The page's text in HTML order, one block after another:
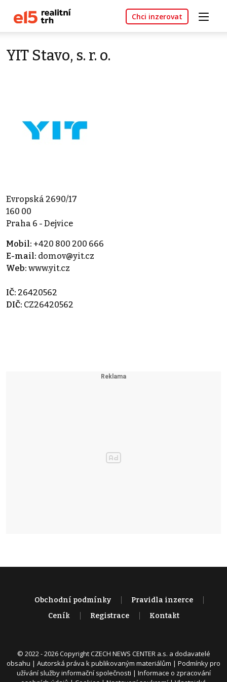
Chci inzerovat
YIT Stavo, s. r. o.
Evropská 2690/17
160 00
Praha 6 - Dejvice
Mobil: +420 800 200 666
E-mail: domov@yit.cz
Web: www.yit.cz
IČ: 26420562
DIČ: CZ26420562
Obchodní podmínky
Pravidla inzerce
Ceník
Registrace Kontakt
© 2022 - 2026 Copyright CZECH NEWS CENTER a.s. a dodavatelé
obsahu | Autorská práva k publikovaným materiálům | Podmínky pro
užívání služby informační společnosti | Informace o zpracování